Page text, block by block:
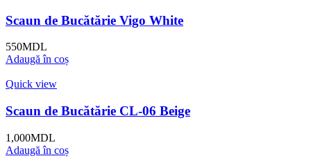
Scaun de Bucătărie Vigo White
550MDL
Adaugă în coș
Quick view
Scaun de Bucătărie CL-06 Beige
1,000MDL
Adaugă în coș